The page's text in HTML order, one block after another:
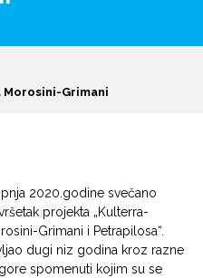
Grimani
2020.godine svečano
projekta „Kulterra-
Grimani i Petrapilosa“.
dugi niz godina kroz razne
spomenuti kojim su se